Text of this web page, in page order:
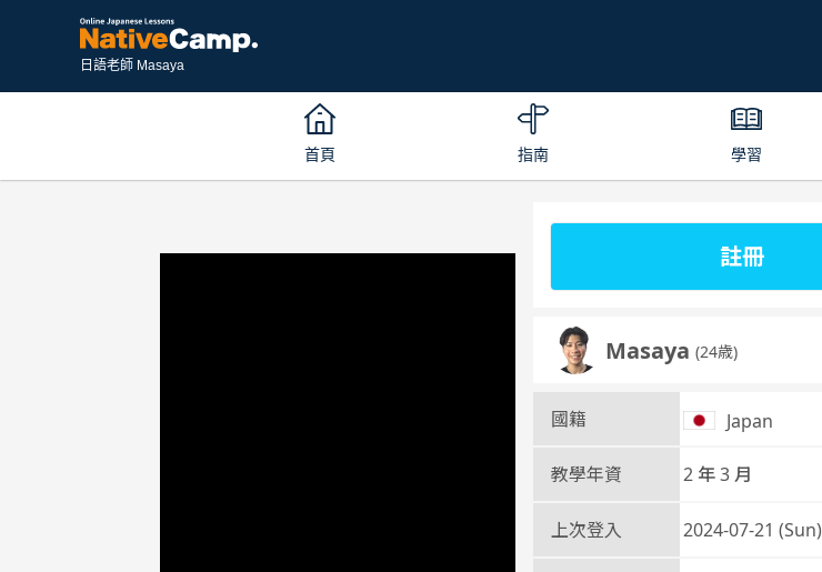
日語老師 Masaya
首頁 指南 學習
註冊
Masaya (24歳)
國籍 Japan
教學年資 2 年 3 月
上次登入 2024-07-21 (Sun)